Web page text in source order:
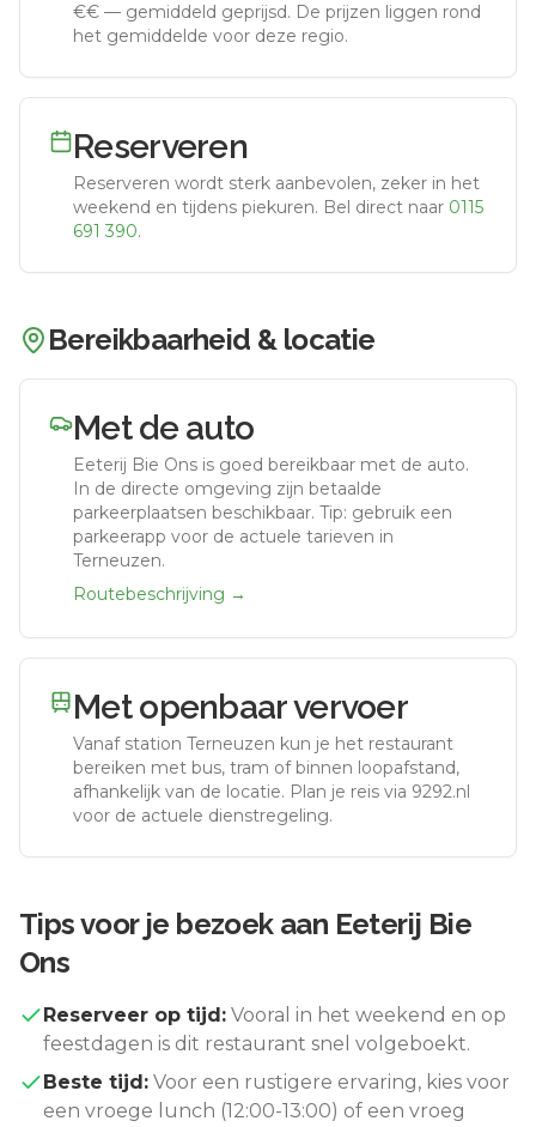
€€ — gemiddeld geprijsd. De prijzen liggen rond
het gemiddelde voor deze regio.
Reserveren
Reserveren wordt sterk aanbevolen, zeker in het
weekend en tijdens piekuren. Bel direct naar 0115
691 390.
Bereikbaarheid & locatie
Met de auto
Eeterij Bie Ons is goed bereikbaar met de auto.
In de directe omgeving zijn betaalde
parkeerplaatsen beschikbaar. Tip: gebruik een
parkeerapp voor de actuele tarieven in
Terneuzen.
Routebeschrijving →
Met openbaar vervoer
Vanaf station Terneuzen kun je het restaurant
bereiken met bus, tram of binnen loopafstand,
afhankelijk van de locatie. Plan je reis via 9292.nl
voor de actuele dienstregeling.
Tips voor je bezoek aan Eeterij Bie
Ons
Reserveer op tijd: Vooral in het weekend en op
feestdagen is dit restaurant snel volgeboekt.
Beste tijd: Voor een rustigere ervaring, kies voor
een vroege lunch (12:00-13:00) of een vroeg